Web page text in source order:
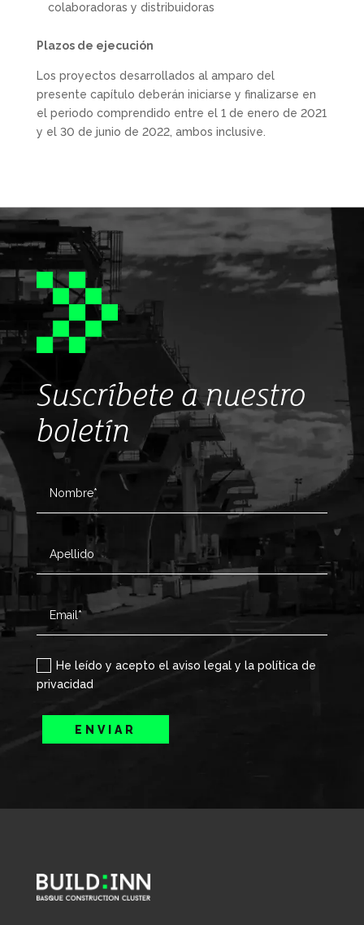
colaboradoras y distribuidoras
Plazos de ejecución
Los proyectos desarrollados al amparo del
presente capítulo deberán iniciarse y finalizarse en
el periodo comprendido entre el 1 de enero de 2021
y el 30 de junio de 2022, ambos inclusive.
Suscríbete a nuestro
boletín
He leído y acepto el aviso legal y la política de
privacidad
ENVIAR